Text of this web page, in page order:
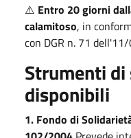
⚠️ Entro 20 giorni
calamitoso, in
con DGR n. 71
Strumenti
disponibili
1. Fondo di